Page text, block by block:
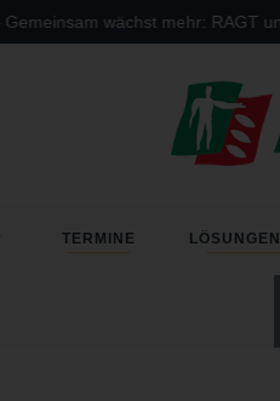
wächst mehr: RAGT
TERMINE